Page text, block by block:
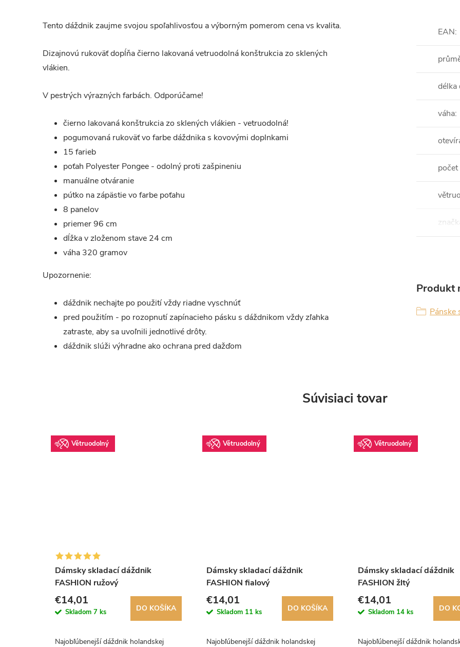
Tento dáždnik zaujme svojou spoľahlivosťou a výborným pomerom cena vs kvalita.
Dizajnovú rukoväť dopĺňa čierno lakovaná vetruodolná konštrukcia zo sklených
vlákien.
V pestrých výrazných farbách. Odporúčame!
čierno lakovaná konštrukcia zo sklených vlákien - vetruodolná!
pogumovaná rukoväť vo farbe dáždnika s kovovými doplnkami
15 farieb
poťah Polyester Pongee - odolný proti zašpineniu
manuálne otváranie
pútko na zápästie vo farbe poťahu
8 panelov
priemer 96 cm
dĺžka v zloženom stave 24 cm
váha 320 gramov
Upozornenie:
dáždnik nechajte po použití vždy riadne vyschnúť
pred použitím - po rozopnutí zapínacieho pásku s dáždnikom vždy zľahka
zatraste, aby sa uvoľnili jednotlivé drôty.
dáždnik slúži výhradne ako ochrana pred dažďom
EAN:
délka
váha:
počet
Produkt
Pánske
Súvisiaci tovar
Větruodolný
Dámsky skladací dáždnik
FASHION ružový
€14,01
Skladom 7 ks DO KOŠÍKA
Najobľúbenejší dáždnik holandskej
Větruodolný
Dámsky skladací dáždnik
FASHION fialový
€14,01
Skladom 11 ks DO KOŠÍKA
Najobľúbenejší dáždnik holandskej
Větruodolný
Dámsky skladací dáždnik
FASHION žltý
€14,01
Skladom 14 ks DO
Najobľúbenejší dáždnik